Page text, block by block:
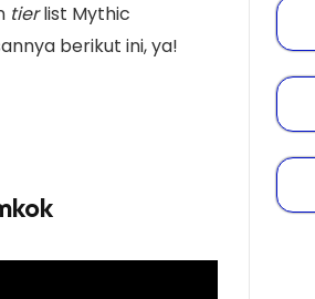
tierlist Mythic
berikut ini, ya!